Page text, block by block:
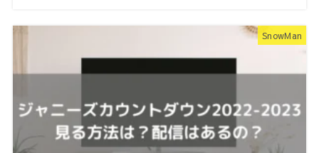
SnowMan